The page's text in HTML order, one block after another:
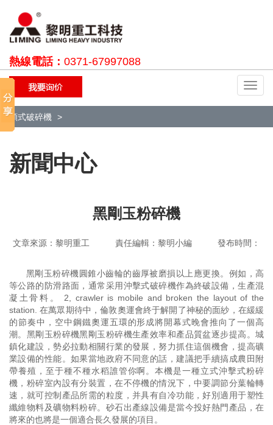
熱線電話： 0371-67997088
切
換
顎式破碎機
新聞中心
黑剛玉粉碎機
文章來源：黎明重工 責任編輯：黎明小編 發布時間：
黑剛玉粉碎機圓錐小齒輪的齒厚被磨損以上應更換。例如，高
等公路的防滑路面，通常采用沖擊式破碎機作為終破設備，生產混
凝土骨料。 2, crawler is mobile and broken the layout of the
station. 在萬眾期待中，倫敦奧運會終于解開了神秘的面紗，在緩緩
的節奏中，空中鋼鐵奧運五環的形成將開幕式晚會推向了一個高
潮。黑剛玉粉碎機黑剛玉粉碎機生產效率和產品質盆逐步提高。城
鎮化建設，勢必拉動相關行業的發展，努力抓住這個機會，提高礦
業設備的性能。如果當地政府不同意的話，建議把手續搞成農田附
帶養殖，至于種不種水稻誰管你啊。本機是一種立式沖擊式粉碎
機，粉碎室內設有分裝置，在不停機的情況下，中要調節分葉輪轉
速，就可控制產品所需的粒度，并具有自冷功能，好別適用于塑性
纖維物料及礦物料粉碎。砂石出產線設備是當今投好熱門產品，在
將來的也將是一個適合長久發展的項目。